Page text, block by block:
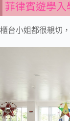
菲律賓遊學入
櫃台小姐都很親切